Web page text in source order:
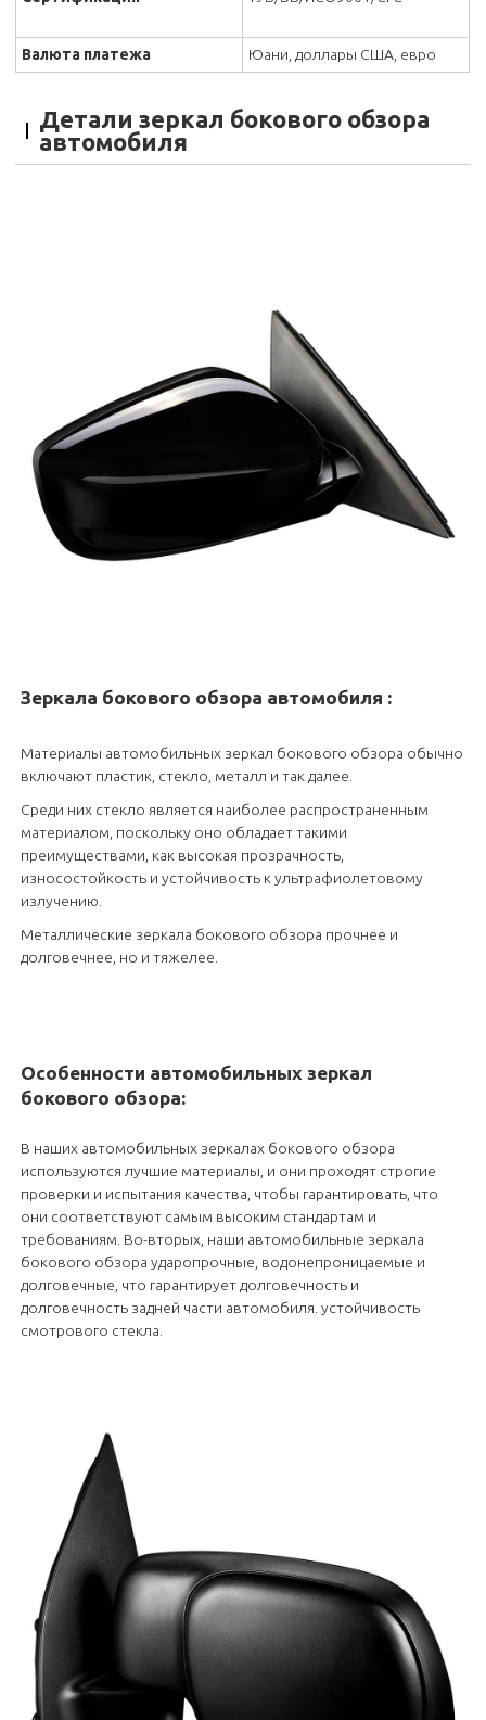
Валюта платежа Юани, доллары США, евро
Детали зеркал бокового обзора
автомобиля
Зеркала бокового обзора автомобиля :
Материалы автомобильных зеркал бокового обзора обычно
включают пластик, стекло, металл и так далее.
Среди них стекло является наиболее распространенным
материалом, поскольку оно обладает такими
преимуществами, как высокая прозрачность,
износостойкость и устойчивость к ультрафиолетовому
излучению.
Металлические зеркала бокового обзора прочнее и
долговечнее, но и тяжелее.
Особенности автомобильных зеркал
бокового обзора:
В наших автомобильных зеркалах бокового обзора
используются лучшие материалы, и они проходят строгие
проверки и испытания качества, чтобы гарантировать, что
они соответствуют самым высоким стандартам и
требованиям. Во-вторых, наши автомобильные зеркала
бокового обзора ударопрочные, водонепроницаемые и
долговечные, что гарантирует долговечность и
долговечность задней части автомобиля. устойчивость
смотрового стекла.